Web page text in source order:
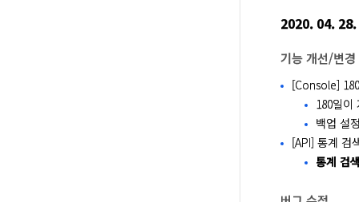
2020. 04. 28.
기능 개선/변경
[Console]
180일이
백업 설
[API] 통계 검
통계 검